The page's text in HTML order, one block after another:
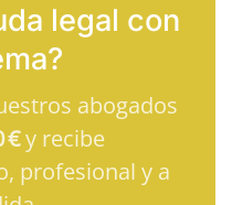
legal con
abogados
€y recibe
profesional y a